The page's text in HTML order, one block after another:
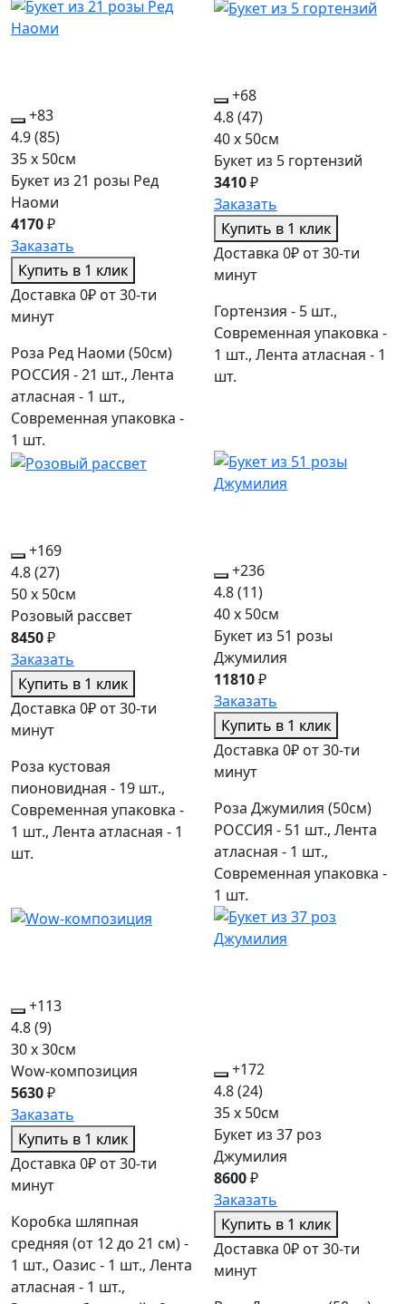
+83
4.9(85)
35 x 50см
Букет из 21 розы Ред
Наоми
4170₽
Заказать
Купить в 1 клик
Доставка 0₽ от 30-ти
минут
Роза Ред Наоми (50см)
РОССИЯ - 21 шт., Лента
атласная - 1 шт.,
Современная упаковка -
1 шт.
+68
4.8(47)
40 x 50см
Букет из 5 гортензий
3410₽
Заказать
Купить в 1 клик
Доставка 0₽ от 30-ти
минут
Гортензия - 5 шт.,
Современная упаковка -
1 шт., Лента атласная - 1
шт.
+169
4.8(27)
50 x 50см
Розовый рассвет
8450₽
Заказать
Купить в 1 клик
Доставка 0₽ от 30-ти
минут
Роза кустовая
пионовидная - 19 шт.,
Современная упаковка -
1 шт., Лента атласная - 1
шт.
+236
4.8(11)
40 x 50см
Букет из 51 розы
Джумилия
11810₽
Заказать
Купить в 1 клик
Доставка 0₽ от 30-ти
минут
Роза Джумилия (50см)
РОССИЯ - 51 шт., Лента
атласная - 1 шт.,
Современная упаковка -
1 шт.
+113
4.8(9)
30 x 30см
Wow-композиция
5630₽
Заказать
Купить в 1 клик
Доставка 0₽ от 30-ти
минут
Коробка шляпная
средняя (от 12 до 21 см) -
1 шт., Оазис - 1 шт., Лента
атласная - 1 шт.,
+172
4.8(24)
35 x 50см
Букет из 37 роз
Джумилия
8600₽
Заказать
Купить в 1 клик
Доставка 0₽ от 30-ти
минут